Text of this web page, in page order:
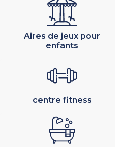
Aires de jeux pour
enfants
centre fitness